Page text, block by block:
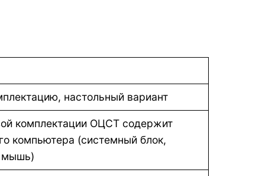
настольный вариант
комплектации ОЦСТ содержит
компьютера (системный блок,
мышь)